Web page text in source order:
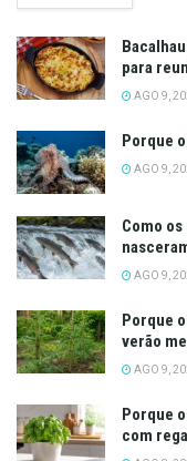
para
AGO 9,
Porque
AGO 9,
Como
AGO 9,
Porque
verão
AGO 9,
Porque
com